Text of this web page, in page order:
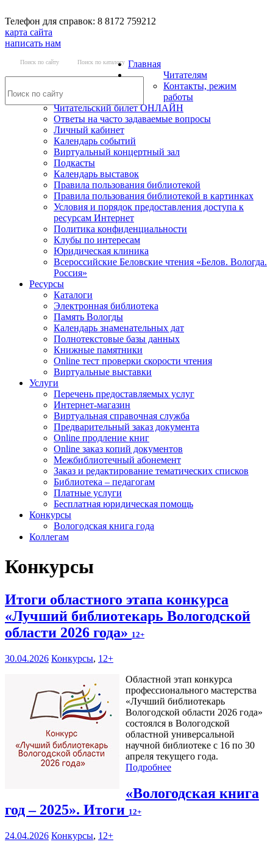
Телефон для справок: 8 8172 759212
карта сайта
написать нам
Поиск по сайту Поиск по каталогу Главная
Читателям
Контакты, режим
работы
Читательский билет ОНЛАЙН
Ответы на часто задаваемые вопросы
Личный кабинет
Календарь событий
Виртуальный концертный зал
Подкасты
Календарь выставок
Правила пользования библиотекой
Правила пользования библиотекой в картинках
Условия и порядок предоставления доступа к
ресурсам Интернет
Политика конфиденциальности
Клубы по интересам
Юридическая клиника
Всероссийские Беловские чтения «Белов. Вологда.
Россия»
Ресурсы
Каталоги
Электронная библиотека
Память Вологды
Календарь знаменательных дат
Полнотекстовые базы данных
Книжные памятники
Online тест проверки скорости чтения
Виртуальные выставки
Услуги
Перечень предоставляемых услуг
Интернет-магазин
Виртуальная справочная служба
Предварительный заказ документа
Online продление книг
Online заказ копий документов
Межбиблиотечный абонемент
Заказ и редактирование тематических списков
Библиотека – педагогам
Платные услуги
Бесплатная юридическая помощь
Конкурсы
Вологодская книга года
Коллегам
Конкурсы
Итоги областного этапа конкурса
«Лучший библиотекарь Вологодской
области 2026 года» 12+
30.04.2026 Конкурсы, 12+
Областной этап конкурса
профессионального мастерства
«Лучший библиотекарь
Вологодской области 2026 года»
состоялся в Вологодской
областной универсальной
научной библиотеке с 16 по 30
апреля текущего года.
Подробнее
«Вологодская книга
год – 2025». Итоги 12+
24.04.2026 Конкурсы, 12+